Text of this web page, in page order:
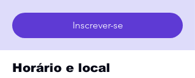
Inscrever-se
Horário e local